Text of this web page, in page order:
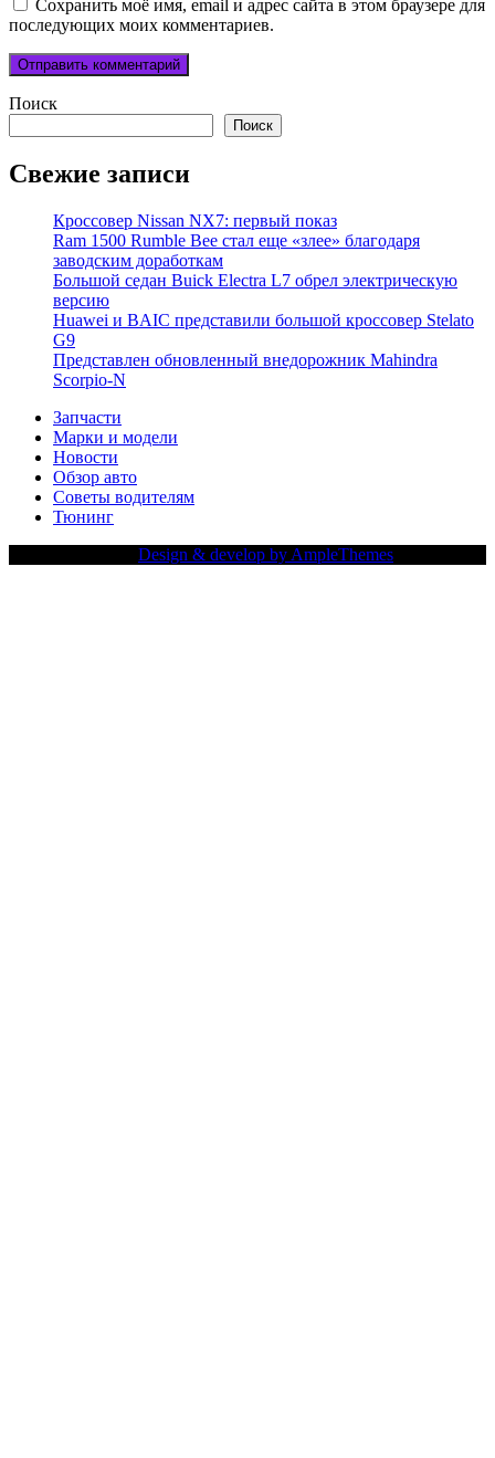
Сохранить моё имя, email и адрес сайта в этом браузере для
последующих моих комментариев.
Поиск
Поиск
Свежие записи
Кроссовер Nissan NX7: первый показ
Ram 1500 Rumble Bee стал еще «злее» благодаря
заводским доработкам
Большой седан Buick Electra L7 обрел электрическую
версию
Huawei и BAIC представили большой кроссовер Stelato
G9
Представлен обновленный внедорожник Mahindra
Scorpio-N
Запчасти
Марки и модели
Новости
Обзор авто
Советы водителям
Тюнинг
Design & develop by AmpleThemes